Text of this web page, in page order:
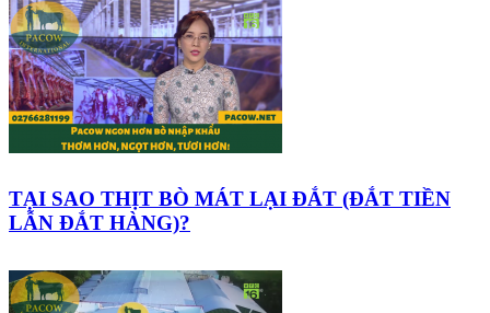
TẠI SAO THỊT BÒ MÁT LẠI ĐẮT (ĐẮT TIỀN
LẪN ĐẮT HÀNG)?